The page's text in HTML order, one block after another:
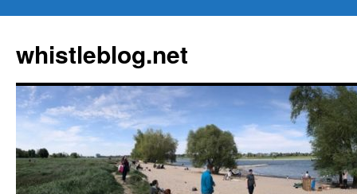
springen
whistleblog.net